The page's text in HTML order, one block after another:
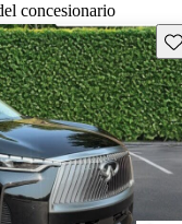
concesionario